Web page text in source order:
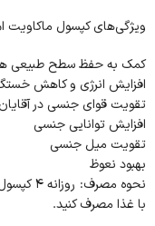
ویژگی‌های کپسول ماکاویت
کمک به حفظ سطح طبیعی
افزایش انرژی و کاهش
تقویت قوای جنسی در آقایان
افزایش توانایی جنسی
تقویت میل جنسی
بهبود نعوظ
نحوه
با غذا مصرف کنید.